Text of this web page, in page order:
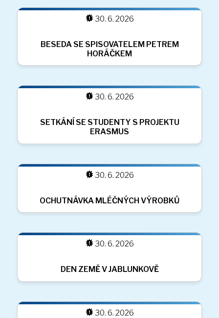
OLYMPIJSKÝ BĚH
ATLETICKÝ TROJBOJ
DEN DĚTÍ
30. 6. 2026
BESEDA SE SPISOVATELEM PETREM
30. 6. 2026
30. 6. 2026
30. 6. 2026
30. 6. 2026